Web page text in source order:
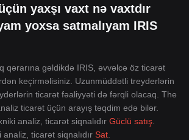
yaxşı vaxt nə vaxtdır
yoxsa satmalıyam IRIS
qərarına gəldikdə IRIS, əvvəlcə öz ticarət
keçirməlisiniz. Uzunmüddətli treyderlərin
ticarət fəaliyyəti də fərqli olacaq. The
ticarət üçün arayış təqdim edə bilər.
analiz, ticarət siqnalıdır Güclü satış
ticarət siqnalıdır Sat